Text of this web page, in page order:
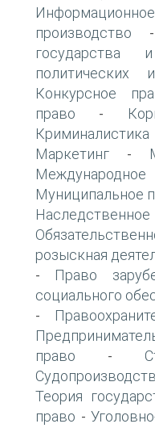
производство
государства
политических
Конкурсное
право -
Криминалистика
Маркетинг -
Международное
Муниципальное
розыскная
- Право
социального
-
право -
Теория
право -